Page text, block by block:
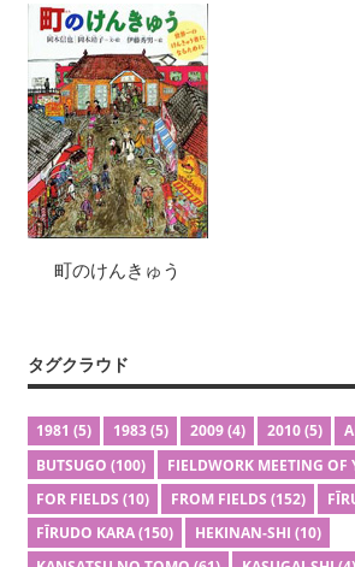
町のけんきゅう
タグクラウド
1981 (5) 1983(5) 2009(4) 2010(5)
BUTSUGO (100) FIELDWORK MEETING OF
FOR FIELDS (10) FROM FIELDS (152)
FĪRUDO KARA(150) HEKINAN-SHI (10)